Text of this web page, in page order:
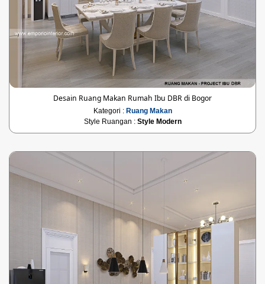
Desain Ruang Makan Rumah Ibu DBR di Bogor
Kategori : Ruang Makan
Style Ruangan : Style Modern